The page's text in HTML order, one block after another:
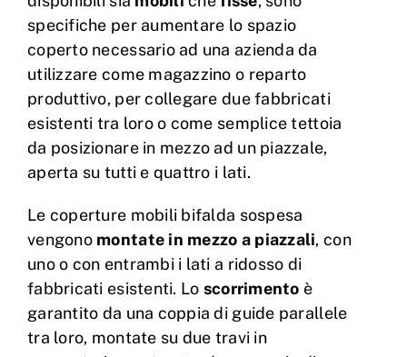
specifiche per aumentare lo spazio
coperto necessario ad una azienda da
utilizzare come magazzino o reparto
produttivo, per collegare due fabbricati
esistenti tra loro o come semplice tettoia
da posizionare in mezzo ad un piazzale,
aperta su tutti e quattro i lati.
Le coperture mobili bifalda sospesa
vengono montate in mezzo a piazzali, con
uno o con entrambi i lati a ridosso di
fabbricati esistenti. Lo scorrimento è
garantito da una coppia di guide parallele
tra loro, montate su due travi in